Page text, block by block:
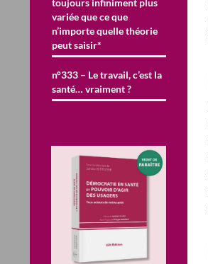
variée que ce que
n’importe quelle théorie
peut saisir*
n°333 – Le travail, c’est la
santé… vraiment ?